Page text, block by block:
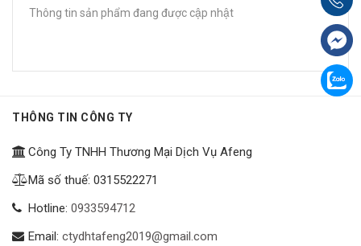
Thông tin sản phẩm đang được cập nhật
THÔNG TIN CÔNG TY
Công Ty TNHH Thương Mại Dịch Vụ Afeng
Mã số thuế: 0315522271
Hotline: 0933594712
Email: ctydhtafeng2019@gmail.com